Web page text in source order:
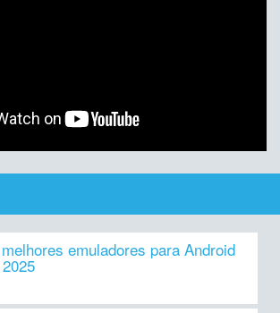
emuladores para Android